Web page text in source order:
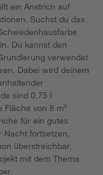
ein Anstrich auf
Suchst du das
Du kannst den
verwendet
Dabei wird deinem
sind 0,75 l
Fläche von 8 m²
für ein gutes
Nacht fortsetzen,
überstreichbar.
mit dem Thema
.